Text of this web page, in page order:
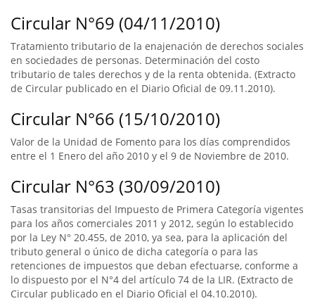
Circular N°69 (04/11/2010)
Tratamiento tributario de la enajenación de derechos sociales
en sociedades de personas. Determinación del costo
tributario de tales derechos y de la renta obtenida. (Extracto
de Circular publicado en el Diario Oficial de 09.11.2010).
Circular N°66 (15/10/2010)
Valor de la Unidad de Fomento para los días comprendidos
entre el 1 Enero del año 2010 y el 9 de Noviembre de 2010.
Circular N°63 (30/09/2010)
Tasas transitorias del Impuesto de Primera Categoría vigentes
para los años comerciales 2011 y 2012, según lo establecido
por la Ley N° 20.455, de 2010, ya sea, para la aplicación del
tributo general o único de dicha categoría o para las
retenciones de impuestos que deban efectuarse, conforme a
lo dispuesto por el N°4 del artículo 74 de la LIR. (Extracto de
Circular publicado en el Diario Oficial el 04.10.2010).